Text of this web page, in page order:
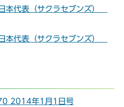
本代表（サクラセブンズ）
本代表（サクラセブンズ）
2014年1月1日号